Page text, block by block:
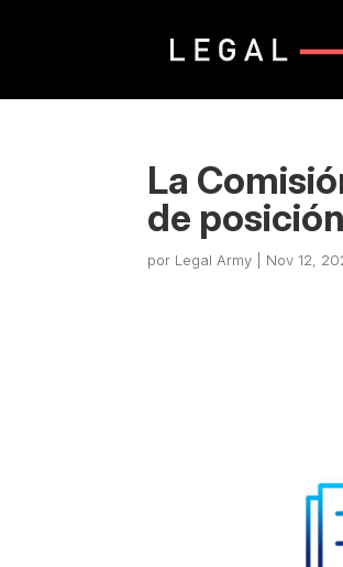
La
de
por Legal Army Nov 12,